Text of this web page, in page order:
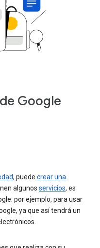
Google
, puede crear una
algunos servicios, es
por ejemplo, para usar
ya que así tendrá un